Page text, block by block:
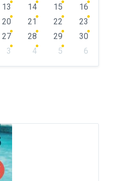
13 14 15
16
20 21 22
23
27 28 29
30
3 4 5
6